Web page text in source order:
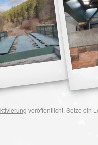
veröffentlicht. Setze ein